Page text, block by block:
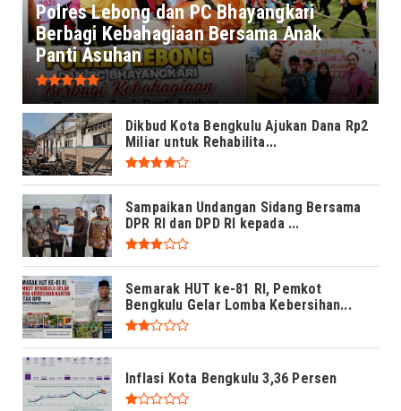
Polres Lebong dan PC Bhayangkari
Berbagi Kebahagiaan Bersama Anak
Panti Asuhan
Dikbud Kota Bengkulu Ajukan Dana Rp2
Miliar untuk Rehabilita...
Sampaikan Undangan Sidang Bersama
DPR RI dan DPD RI kepada ...
Semarak HUT ke-81 RI, Pemkot
Bengkulu Gelar Lomba Kebersihan...
Inflasi Kota Bengkulu 3,36 Persen